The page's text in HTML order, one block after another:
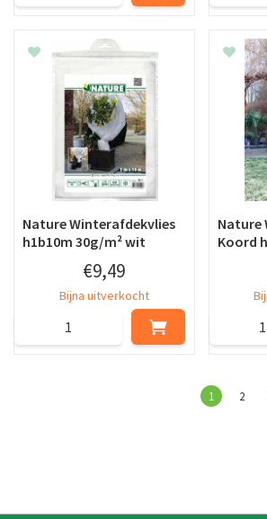
Nature Winterafdekvlies
h1b10m 30g/m² wit
€9,49
Bijna uitverkocht
Nature
Koord
1 2